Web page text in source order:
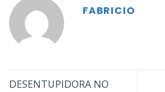
FABRICIO
DESENTUPIDORA NO